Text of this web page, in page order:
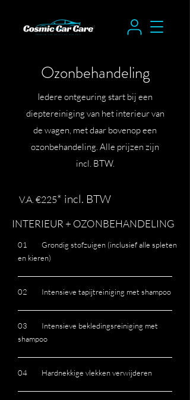
Ozonbehandeling
Iedere ontgeuring start bij een
dieptereiniging van het interieur van
de wagen, met daar bovenop een
ozonbehandeling. Alle prijzen zijn
incl. BTW.
V.A. €225* incl. BTW
INTERIEUR + OZONBEHANDELING
01 Grondig stofzuigen (inclusief alle spleten
en kieren)
02 Intensieve tapijtreiniging met shampoo
03 Intensieve bekledingsreiniging met
shampoo
04 Hardnekkige vlekken verwijderen